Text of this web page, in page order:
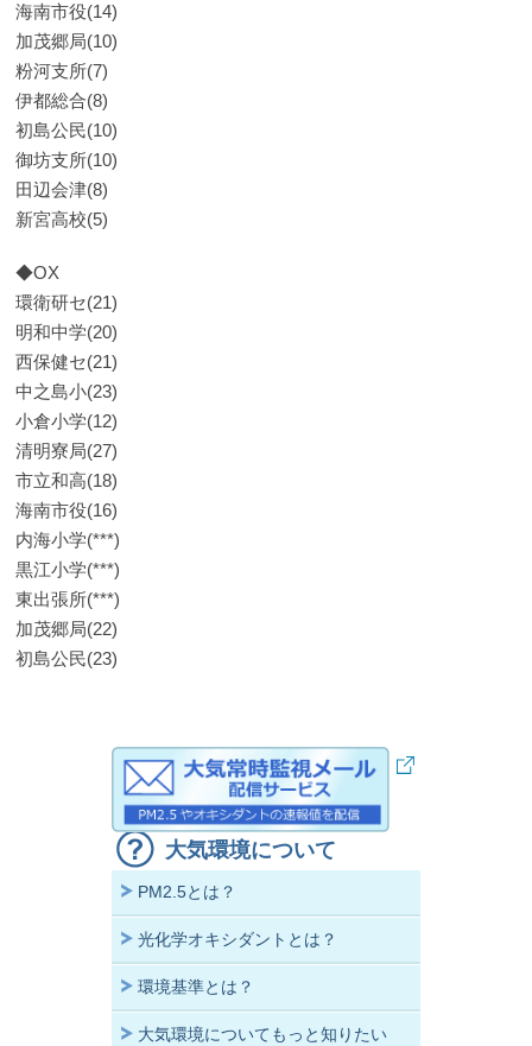
海南市役(14)
加茂郷局(10)
粉河支所(7)
伊都総合(8)
初島公民(10)
御坊支所(10)
田辺会津(8)
新宮高校(5)
◆OX
環衛研セ(21)
明和中学(20)
西保健セ(21)
中之島小(23)
小倉小学(12)
清明寮局(27)
市立和高(18)
海南市役(16)
内海小学(***)
黒江小学(***)
東出張所(***)
加茂郷局(22)
初島公民(23)
大気環境について
PM2.5とは？
光化学オキシダントとは？
環境基準とは？
大気環境についてもっと知りたい